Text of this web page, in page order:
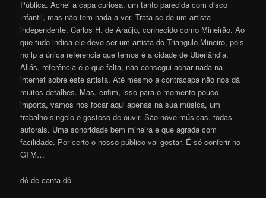
Pública. Achei a capa curiosa, um tanto parecida com disco
infantil, mas não tem nada a ver. Trata-se de um artista
independente, Carlos H. de Araújo, conhecido como Mineirão. Ao
que tudo indica ele deve ser um artista do Triangulo Mineiro, pois
no lp a única referencia que temos é a cidade de Uberlândia.
Aliás, referência é o que falta, não consegui achar nada na
internet sobre este artista. Até mesmo a contracapa não nos dá
muitos detalhes. Mas, enfim, isso para o momento pouco
importa, vamos nos focar aqui apenas na sua música, um
trabalho singelo e gostoso de ouvir. São nove músicas, todas
autorais. Uma sonoridade bem mineira e que agrada com
facilidade. Por certo o nosso público vai gostar. É só conferir no
GTM…
dô de canta dô